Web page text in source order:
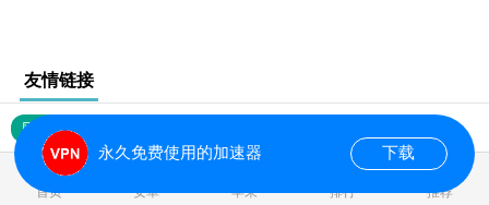
友情链接
网站地图
首页 安卓 苹果 排行 推荐
永久免费使用的加速器 下载
0.017191s